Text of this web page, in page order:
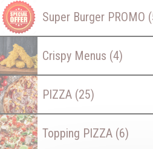
Super Burger PROMO
Crispy Menus (4)
PIZZA (25)
Topping PIZZA (6)